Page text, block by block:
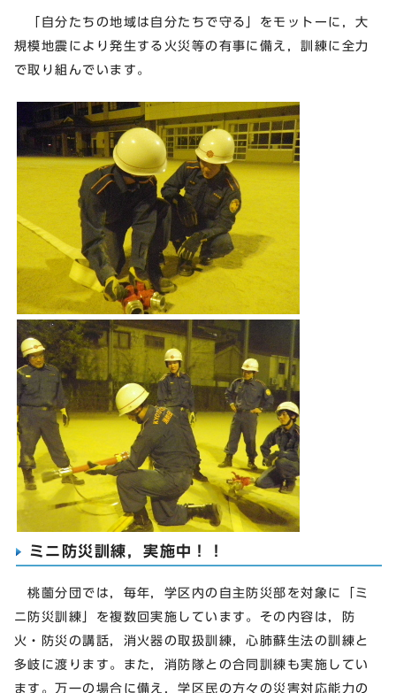
「自分たちの地域は自分たちで守る」をモットーに，大
規模地震により発生する火災等の有事に備え，訓練に全力
で取り組んでいます。
ミニ防災訓練，実施中！！
桃薗分団では，毎年，学区内の自主防災部を対象に「ミ
ニ防災訓練」を複数回実施しています。その内容は，防
火・防災の講話，消火器の取扱訓練，心肺蘇生法の訓練と
多岐に渡ります。また，消防隊との合同訓練も実施してい
ます。万一の場合に備え，学区民の方々の災害対応能力の